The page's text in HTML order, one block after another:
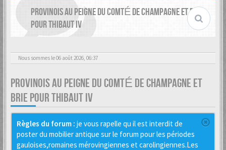
PROVINOIS AU PEIGNE DU COMTÉ DE CHAMPAGNE ET BRIE
POUR THIBAUT IV
Nous sommes le 06 août 2026, 06:37
PROVINOIS AU PEIGNE DU COMTÉ DE CHAMPAGNE ET
BRIE POUR THIBAUT IV
Règles du forum : je vous rapelle qu il est interdit de
poster du mobilier antique sur le forum pour les périodes
gauloises,romaines mérovingiennes et carolingiennes.Les